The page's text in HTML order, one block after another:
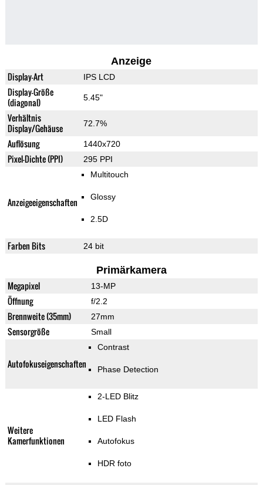
Anzeige
Display-Art IPS LCD
Display-Größe
(diagonal)
5.45"
Verhältnis
Display/Gehäuse
72.7%
Auflösung 1440x720
Pixel-Dichte (PPI) 295 PPI
Anzeigeeigenschaften
Multitouch
Glossy
2.5D
Farben Bits 24 bit
Primärkamera
Megapixel 13-MP
Öffnung f/2.2
Brennweite (35mm) 27mm
Sensorgröße Small
Autofokuseigenschaften
Contrast
Phase Detection
Weitere
Kamerfunktionen
2-LED Blitz
LED Flash
Autofokus
HDR foto